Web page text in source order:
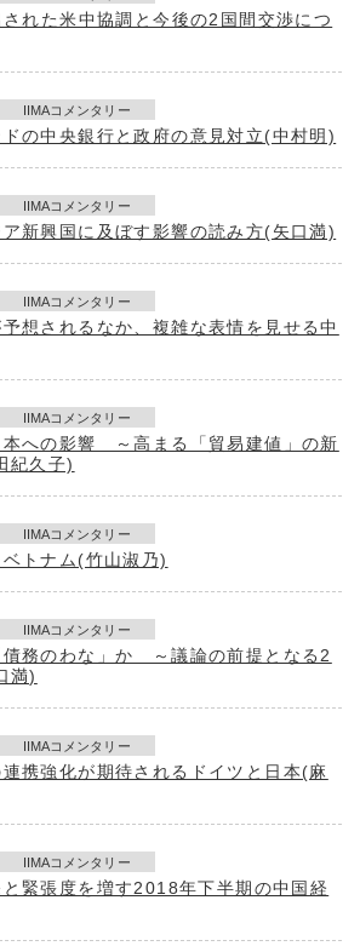
れた米中協調と今後の2国間交渉につ
IIMAコメンタリー
の中央銀行と政府の意見対立(中村明)
IIMAコメンタリー
新興国に及ぼす影響の読み方(矢口満)
IIMAコメンタリー
想されるなか、複雑な表情を見せる中
IIMAコメンタリー
本への影響 ～高まる「貿易建値」の新
紀久子)
IIMAコメンタリー
トナム(竹山淑乃)
IIMAコメンタリー
債務のわな」か ～議論の前提となる2
満)
IIMAコメンタリー
連携強化が期待されるドイツと日本(麻
IIMAコメンタリー
緊張度を増す2018年下半期の中国経